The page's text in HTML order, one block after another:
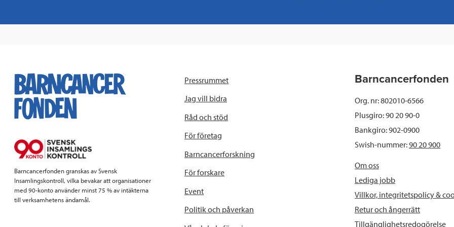
Barncancerfonden granskas av Svensk
Insamlingskontroll, vilka bevakar att organisationer
med 90-konto använder minst 75 % av intäkterna
till verksamhetens ändamål.
Pressrummet
Jag vill bidra
Råd och stöd
För företag
Barncancerforskning
För forskare
Event
Politik och påverkan
Barncancerfonden
Org. nr: 802010-6566
Plusgiro: 90 20 90-0
Bankgiro: 902-0900
Swish-nummer:90 20 900
Om oss
Lediga jobb
Villkor, integritetspolicy &
Retur och ångerrätt
Tillgänglighetsredogörelse